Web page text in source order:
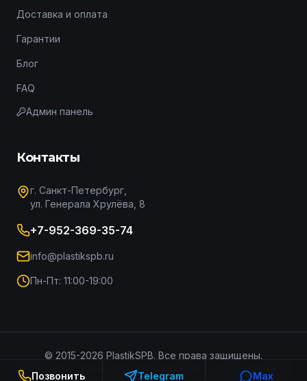
Позвонить Telegram Max
Доставка и оплата
Гарантии
Блог
FAQ
Админ панель
Контакты
г. Санкт-Петербург,
ул. Генерала Хрулёва, 8
+7-952-369-35-74
info@plastikspb.ru
Пн-Пт: 11:00-19:00
© 2015-2026 PlastikSPB. Все права защищены.
Политика конфиденциальности
Условия использования